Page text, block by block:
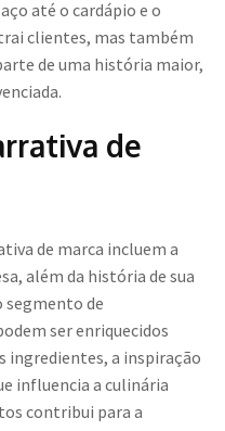
até o cardápio e o
clientes, mas também
de uma história maior,
de
de marca incluem a
além da história de sua
segmento de
ser enriquecidos
ingredientes, a inspiração
influencia a culinária
contribui para a